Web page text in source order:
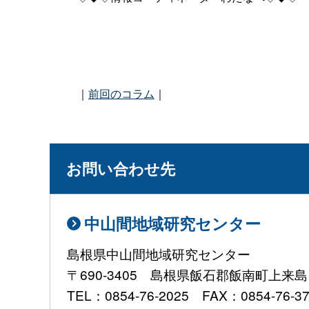
｜ 前回のコラム ｜
お問い合わせ先
中山間地域研究センター
島根県中山間地域研究センター
〒690-3405 島根県飯石郡飯南町上来
TEL：0854-76-2025 FAX：0854-76-